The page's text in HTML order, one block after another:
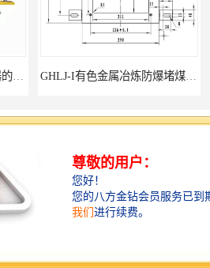
第 位访客
08-10 鄂ICP备15020148号-8
有限公司 保留所有权利.